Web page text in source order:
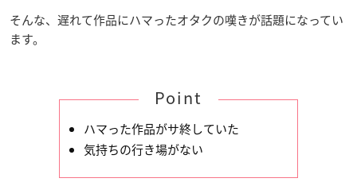
そんな、遅れて作品にハマったオタクの嘆きが話題になってい
ます。
Point
ハマった作品がサ終していた
気持ちの行き場がない